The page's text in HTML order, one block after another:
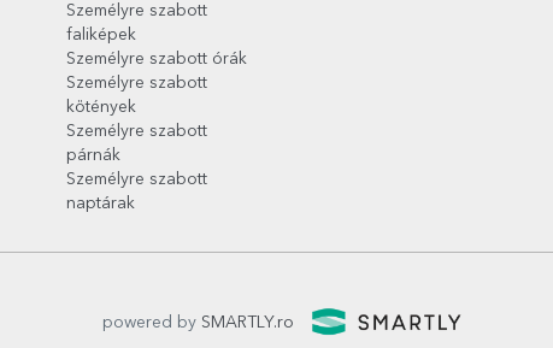
Személyre szabott
faliképek
Személyre szabott órák
Személyre szabott
kötények
Személyre szabott
párnák
Személyre szabott
naptárak
powered by SMARTLY.ro